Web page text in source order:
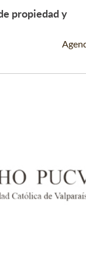
Leer Más +
propiedad y